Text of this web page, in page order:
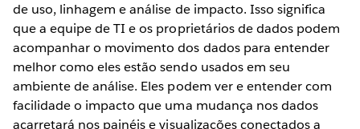
de uso, linhagem e análise de impacto. Isso significa
que a equipe de TI e os proprietários de dados podem
acompanhar o movimento dos dados para entender
melhor como eles estão sendo usados em seu
ambiente de análise. Eles podem ver e entender com
facilidade o impacto que uma mudança nos dados
acarretará nos painéis e visualizações conectados a